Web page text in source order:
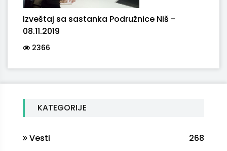
Izveštaj sa sastanka Podružnice Niš -
08.11.2019
2366
KATEGORIJE
Vesti
268